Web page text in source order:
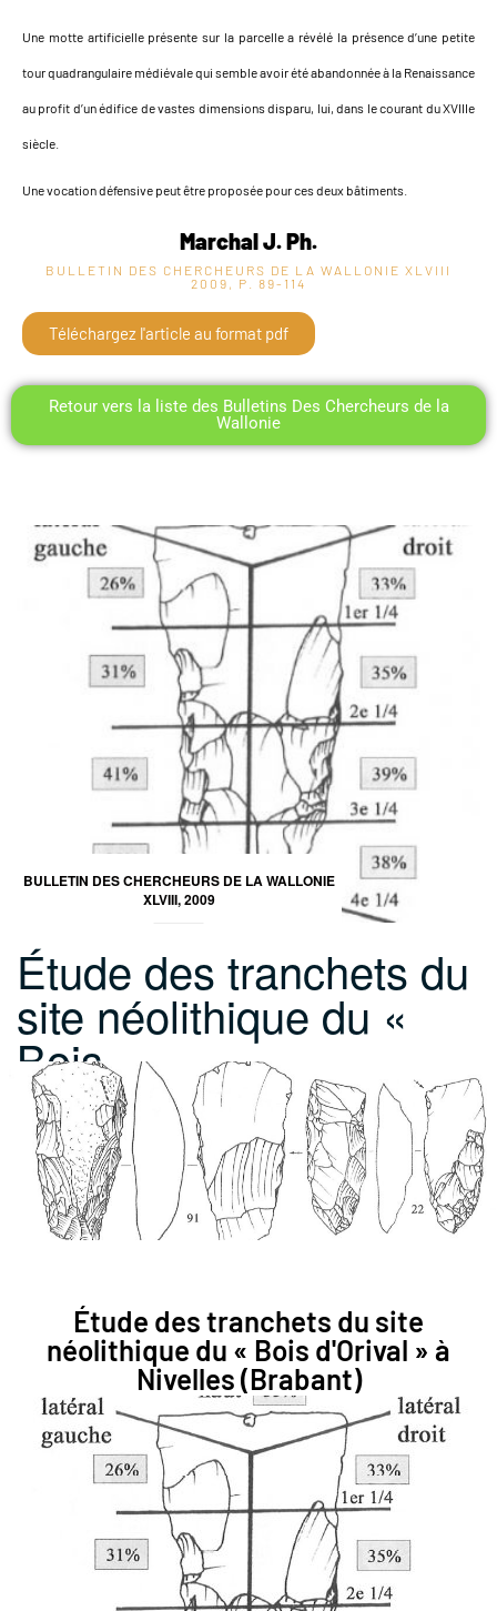
Une motte artificielle présente sur la parcelle a révélé la présence d’une petite
tour quadrangulaire médiévale qui semble avoir été abandonnée à la Renaissance
au profit d’un édifice de vastes dimensions disparu, lui, dans le courant du XVIIIe
siècle.
Une vocation défensive peut être proposée pour ces deux bâtiments.
Marchal J. Ph.
BULLETIN DES CHERCHEURS DE LA WALLONIE XLVIII
2009, P. 89-114
Téléchargez l'article au format pdf
Retour vers la liste des Bulletins Des Chercheurs de la
Wallonie
BULLETIN DES CHERCHEURS DE LA WALLONIE
XLVIII, 2009
Étude des tranchets du
site néolithique du «
Bois…
Étude des tranchets du site
néolithique du « Bois d'Orival » à
Nivelles (Brabant)